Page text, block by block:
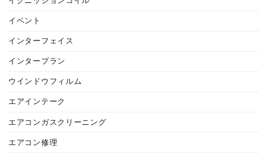
イベント
インターフェイス
インタープラン
ウインドウフィルム
エアインテーク
エアコンガスクリーニング
エアコン修理